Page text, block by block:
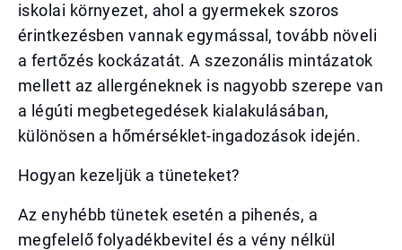
iskolai környezet, ahol a gyermekek szoros
érintkezésben vannak egymással, tovább növeli
a fertőzés kockázatát. A szezonális mintázatok
mellett az allergéneknek is nagyobb szerepe van
a légúti megbetegedések kialakulásában,
különösen a hőmérséklet-ingadozások idején.
Hogyan kezeljük a tüneteket?
Az enyhébb tünetek esetén a pihenés, a
megfelelő folyadékbevitel és a vény nélkül